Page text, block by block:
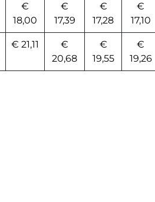
€
18,00
€
17,39
€
17,28
€
17,10
€ 21,11
€
20,68
€
19,55
€
19,26